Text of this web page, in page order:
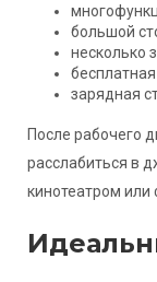
большой
несколько
зарядная
После рабочего
расслабиться в
кинотеатром или